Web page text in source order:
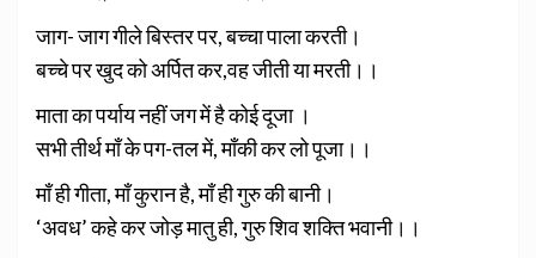
जाग- जाग गीले बिस्तर पर, बच्चा पाला करती।
बच्चे पर खुद को अर्पित कर,वह जीती या मरती।।
माता का पर्याय नहीं जग में है कोई दूजा ।
सभी तीर्थ माँ के पग-तल में, माँकी कर लो पूजा।।
माँ ही गीता, माँ कुरान है, माँ ही गुरु की बानी।
‘अवध’ कहे कर जोड़ मातु ही, गुरु शिव शक्ति भवानी।।